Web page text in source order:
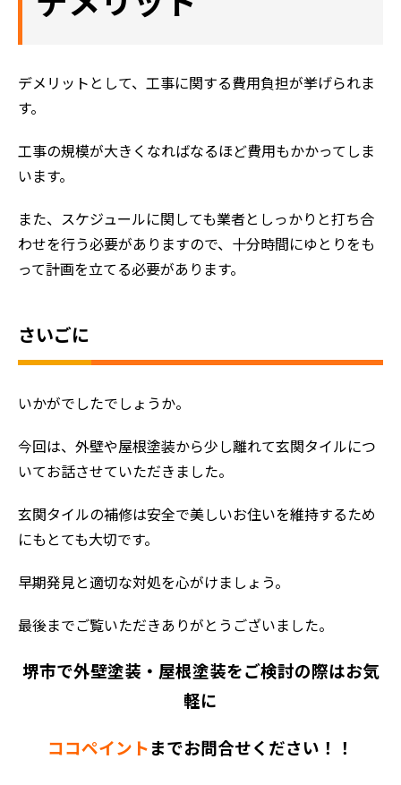
デメリットとして、工事に関する費用負担が挙げられま
す。
工事の規模が大きくなればなるほど費用もかかってしま
います。
また、スケジュールに関しても業者としっかりと打ち合
わせを行う必要がありますので、十分時間にゆとりをも
って計画を立てる必要があります。
さいごに
いかがでしたでしょうか。
今回は、外壁や屋根塗装から少し離れて玄関タイルにつ
いてお話させていただきました。
玄関タイルの補修は安全で美しいお住いを維持するため
にもとても大切です。
早期発見と適切な対処を心がけましょう。
最後までご覧いただきありがとうございました。
堺市で外壁塗装・屋根塗装をご検討の際はお気
軽に
ココペイント までお問合せください！！